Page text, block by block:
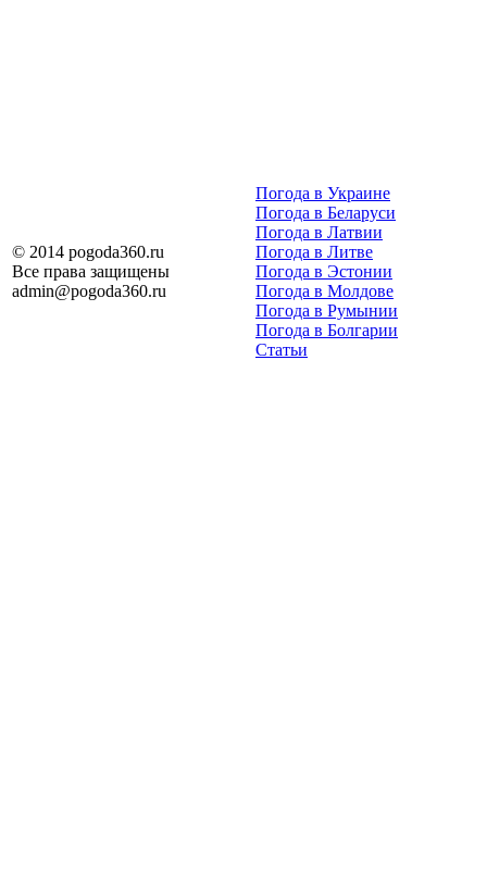
© 2014 pogoda360.ru
Все права защищены
admin@pogoda360.ru
Погода в Украине
Погода в Беларуси
Погода в Латвии
Погода в Литве
Погода в Эстонии
Погода в Молдове
Погода в Румынии
Погода в Болгарии
Статьи